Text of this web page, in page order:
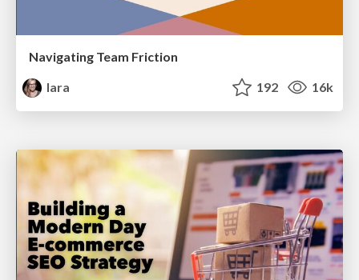
Navigating Team Friction
lara
192 16k